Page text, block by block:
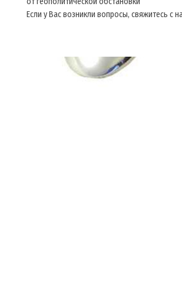
Если у Вас возникли вопросы, свяжитесь